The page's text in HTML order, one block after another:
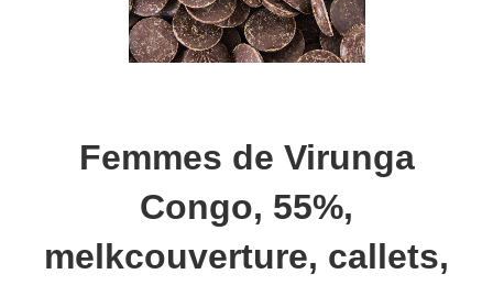
Femmes de Virunga
Congo, 55%,
melkcouverture, callets,